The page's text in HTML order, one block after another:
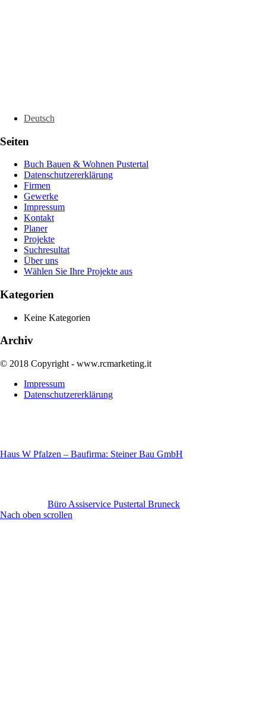
Deutsch
Seiten
Buch Bauen & Wohnen Pustertal
Datenschutzererklärung
Firmen
Gewerke
Impressum
Kontakt
Planer
Projekte
Suchresultat
Über uns
Wählen Sie Ihre Projekte aus
Kategorien
Keine Kategorien
Archiv
© 2018 Copyright - www.rcmarketing.it
Impressum
Datenschutzererklärung
Haus W Pfalzen – Baufirma: Steiner Bau GmbH
Büro Assiservice Pustertal Bruneck
Nach oben scrollen